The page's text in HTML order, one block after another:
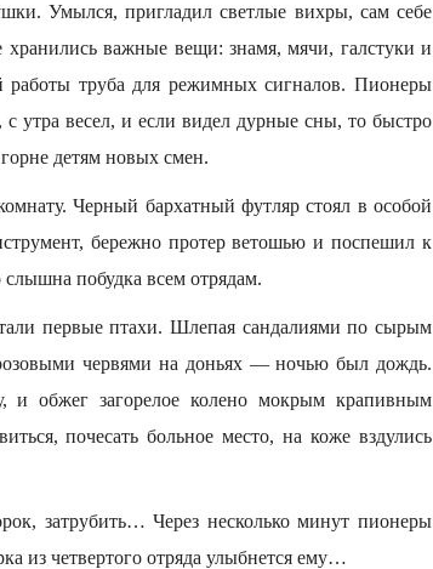
Умылся, пригладил светлые вихры, сам себе
хранились важные вещи: знамя, мячи, галстуки и
труба для режимных сигналов. Пионеры
утра весел, и если видел дурные сны, то быстро
детям новых смен.
Черный бархатный футляр стоял в особой
бережно протер ветошью и поспешил к
побудка всем отрядам.
первые птахи. Шлепая сандалиями по сырым
червями на доньях — ночью был дождь.
и обжег загорелое колено мокрым крапивным
почесать больное место, на коже вздулись
затрубить… Через несколько минут пионеры
из четвертого отряда улыбнется ему…